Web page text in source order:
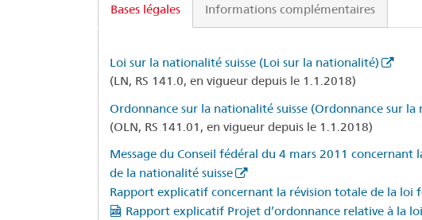
Bases légales Informations complémentaires
Loi sur la nationalité suisse (Loi sur la nationalité)
(LN, RS 141.0, en vigueur depuis le 1.1.2018)
Ordonnance sur la nationalité suisse (Ordonnance sur la
(OLN, RS 141.01, en vigueur depuis le 1.1.2018)
Message du Conseil fédéral du 4 mars 2011
de la nationalité suisse
Rapport explicatif concernant la révision totale de la loi
Rapport explicatif Projet d’ordonnance relative à la